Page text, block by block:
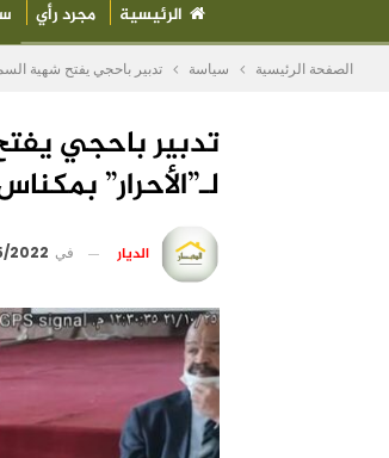
الرئيسية مجرد رأي
الصفحة الرئيسية سياسة تدبير باحجي يفتح شهية
تدبير باحجي
لـ”الأحرار”
الديار في - 20:28